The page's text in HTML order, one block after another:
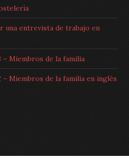
una entrevista de trabajo en
– Miembros de la familia
Miembros de la familia en inglés